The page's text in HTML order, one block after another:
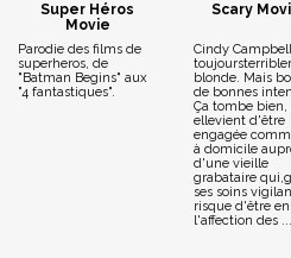
Super Héros
Movie
Parodie des films de
superheros, de
"Batman Begins" aux
"4 fantastiques".
Scary
Cindy
blonde. Mais
de bonnes
Ça tombe bien,
ellevient d'être
engagée
à domicile
d'une vieille
grabataire
ses soins
risque d'être
l'affection des ...